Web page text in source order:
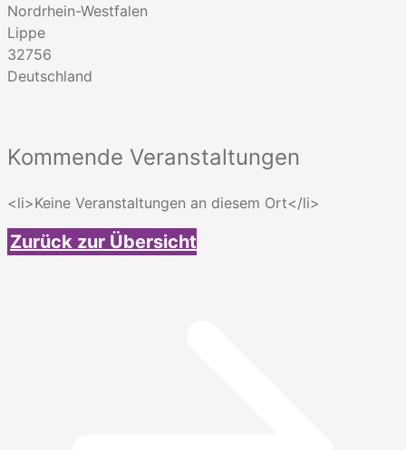
Nordrhein-Westfalen
Lippe
32756
Deutschland
Kommende Veranstaltungen
<li>Keine Veranstaltungen an diesem Ort</li>
Zurück zur Übersicht